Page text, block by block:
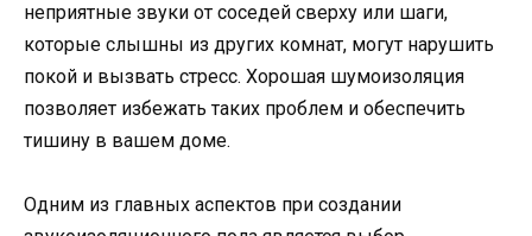
неприятные звуки от соседей сверху или шаги,
которые слышны из других комнат, могут нарушить
покой и вызвать стресс. Хорошая шумоизоляция
позволяет избежать таких проблем и обеспечить
тишину в вашем доме.
Одним из главных аспектов при создании